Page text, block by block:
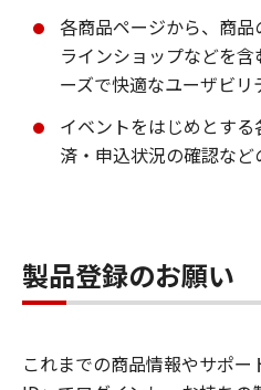
各商品ページから、商
ラインショップなどを
ーズで快適なユーザビリ
イベントをはじめとす
済・申込状況の確認な
製品登録のお願い
これまでの商品情報やサポ